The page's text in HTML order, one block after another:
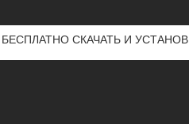
БЕСПЛАТНО СКАЧАТЬ И